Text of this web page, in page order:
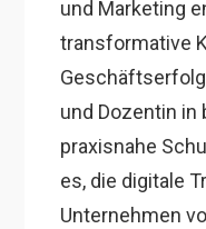
und Marketing
transformative
und Dozentin
praxisnahe
es, die digitale
Unternehmen